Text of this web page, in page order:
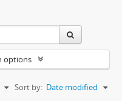
options
Sort by: Date modified